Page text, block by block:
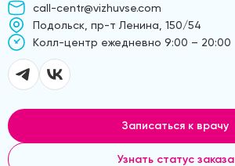
call-centr@vizhuvse.com
Подольск, пр-т Ленина, 150/54
Kолл-центр ежедневно 9:00 – 20:00
Записаться к врачу
Узнать статус заказа